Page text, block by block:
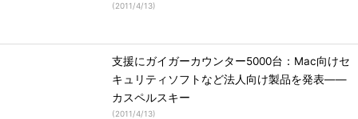
(2011/4/13)
支援にガイガーカウンター5000台：Mac向けセ
キュリティソフトなど法人向け製品を発表――
カスペルスキー
(2011/4/13)